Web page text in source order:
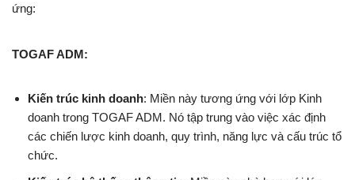
ứng:
TOGAF ADM:
Kiến trúc kinh doanh: Miền này tương ứng với lớp Kinh
doanh trong TOGAF ADM. Nó tập trung vào việc xác định
các chiến lược kinh doanh, quy trình, năng lực và cấu trúc tổ
chức.